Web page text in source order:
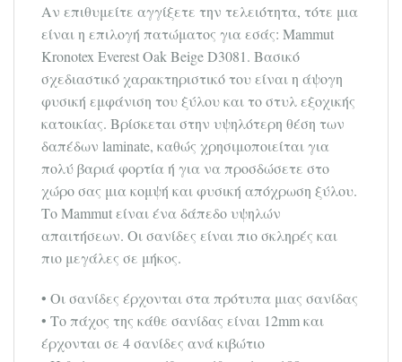
Αν επιθυμείτε αγγίξετε την τελειότητα, τότε μια
είναι η επιλογή πατώματος για εσάς: Mammut
Kronotex Everest Oak Beige D3081. Βασικό
σχεδιαστικό χαρακτηριστικό του είναι η άψογη
φυσική εμφάνιση του ξύλου και το στυλ εξοχικής
κατοικίας. Βρίσκεται στην υψηλότερη θέση των
δαπέδων laminate, καθώς χρησιμοποιείται για
πολύ βαριά φορτία ή για να προσδώσετε στο
χώρο σας μια κομψή και φυσική απόχρωση ξύλου.
Το Mammut είναι ένα δάπεδο υψηλών
απαιτήσεων. Οι σανίδες είναι πιο σκληρές και
πιο μεγάλες σε μήκος.
• Οι σανίδες έρχονται στα πρότυπα μιας σανίδας
• Το πάχος της κάθε σανίδας είναι 12mm και
έρχονται σε 4 σανίδες ανά κιβώτιο